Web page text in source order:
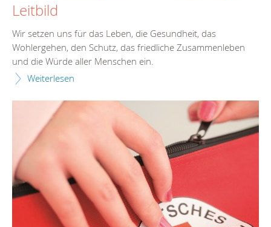
Leitbild
Wir setzen uns für das Leben, die Gesundheit, das
Wohlergehen, den Schutz, das friedliche Zusammenleben
und die Würde aller Menschen ein.
Weiterlesen